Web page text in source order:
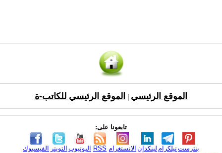
الموقع الرئيسي الموقع الرئيسي للكاتب-ة
تابعونا على:
الفيسبوك التويتر اليوتيوب RSS الانستغرام لينكدإن تيلكرامبنترست